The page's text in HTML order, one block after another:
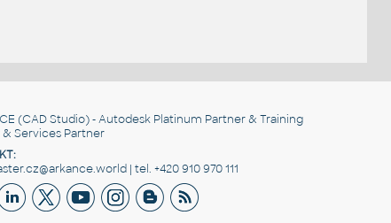
(CAD Studio) - Autodesk Platinum Partner & Training
Services Partner
| tel. +420 910 970 111